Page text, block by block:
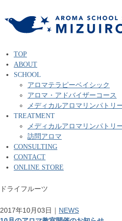
TOP
ABOUT
SCHOOL
アロマテラピーベイシック
アロマ・アドバイザーコース
メディカルアロマリンパトリ
TREATMENT
メディカルアロマリンパトリ
訪問アロマ
CONSULTING
CONTACT
ONLINE STORE
ドライフルーツ
2017年10月03日｜ NEWS